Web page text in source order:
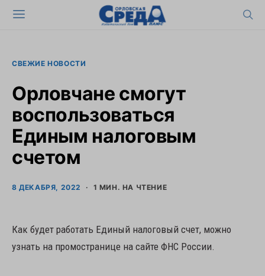
СВЕЖИЕ НОВОСТИ
Орловчане смогут
воспользоваться
Единым налоговым
счетом
8 ДЕКАБРЯ, 2022 1 МИН. НА ЧТЕНИЕ
Как будет работать Единый налоговый счет, можно
узнать на промостранице на сайте ФНС России.